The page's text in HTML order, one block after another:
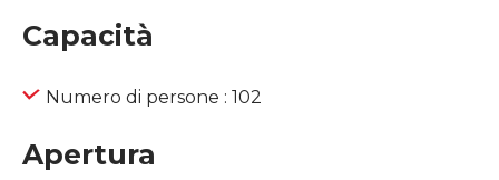
Capacità
Numero di persone : 102
Apertura